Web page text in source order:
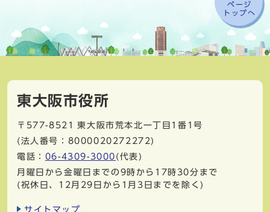
ページ
トップへ
東大阪市役所
〒577-8521
東大阪市荒本北一丁目1番1号
(法人番号：8000020272272)
電話： 06-4309-3000 (代表)
月曜日から金曜日までの9時から17時30分まで
(祝休日、12月29日から1月3日までを除く)
サイトマップ